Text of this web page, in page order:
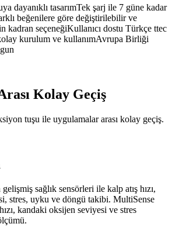
dayanıklı tasarımTek şarj ile 7 güne kadar
beğenilere göre değiştirilebilir ve
kadran seçeneğiKullanıcı dostu Türkçe ttec
kurulum ve kullanımAvrupa Birliği
Kolay Geçiş
tuşu ile uygulamalar arası kolay geçiş.
sağlık sensörleri ile kalp atış hızı,
stres, uyku ve döngü takibi. MultiSense
kandaki oksijen seviyesi ve stres